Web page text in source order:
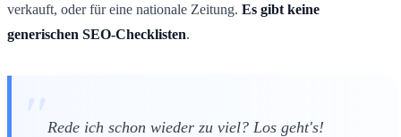
verkauft, oder für eine nationale Zeitung. Es gibt keine
generischen SEO-Checklisten.
Rede ich schon wieder zu viel? Los geht's!